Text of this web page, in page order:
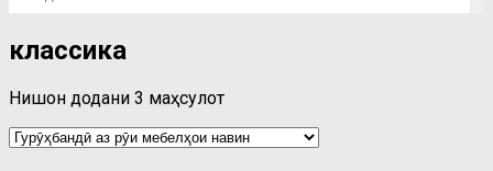
классика
Нишон додани 3 маҳсулот